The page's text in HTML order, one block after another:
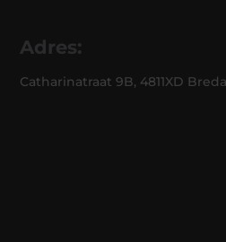
Adres:
Catharinatraat 9B, 4811XD Breda